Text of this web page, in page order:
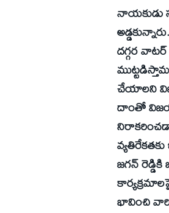
నాయకుడు
దగ్గర
చేయాలని
దాంతో
జగన్‌ రెడ్డికి
భావించి